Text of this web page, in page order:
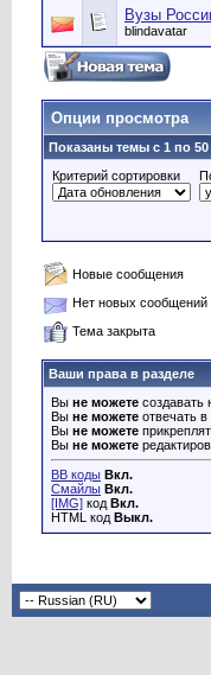
Вузы
blindavatar
Опции просмотра
Показаны темы с 1 по 50
Критерий сортировки
Новые сообщения
Нет новых сообщений
Тема закрыта
Ваши права в разделе
Вы не можете
Вы не можете отвечать в
Вы не можете
Вы не можете
BB коды Вкл.
Смайлы Вкл.
[IMG] код Вкл.
HTML код Выкл.